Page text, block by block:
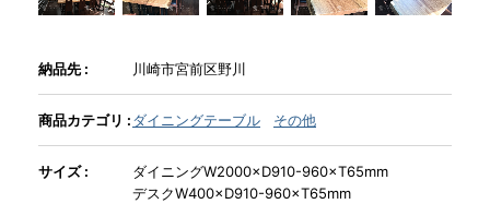
新入荷情報
納品事例
納品先 : 川崎市宮前区野川
商品カテゴリ :ダイニングテーブル その他
サイズ :
ダイニングW2000×D910-960×T65mm
デスクW400×D910-960×T65mm